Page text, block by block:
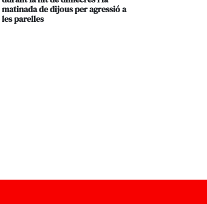
matinada de dijous per agressió a
les parelles